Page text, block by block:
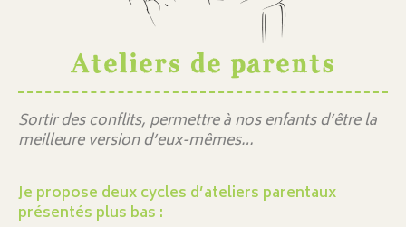
Ateliers de parents
Sortir des conflits, permettre à nos enfants d’être la
meilleure version d’eux-mêmes…
Je propose deux cycles d’ateliers parentaux
présentés plus bas :